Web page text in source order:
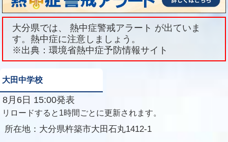
大分県では、 熱中症警戒アラート が出ていま
す。熱中症に注意しましょう。
※出典：環境省熱中症予防情報サイト
大田中学校
8月6日 15:00発表
リロードすると1時間ごとに更新されます。
所在地： 大分県杵築市大田石丸1412-1